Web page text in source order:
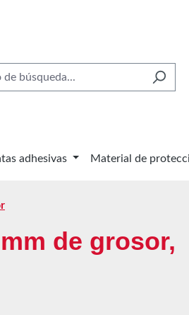
adhesivas Material de
de grosor,